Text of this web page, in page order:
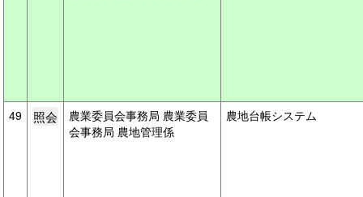
49
農業委員会事務局 農業委員
会事務局 農地管理係
農地台帳システム